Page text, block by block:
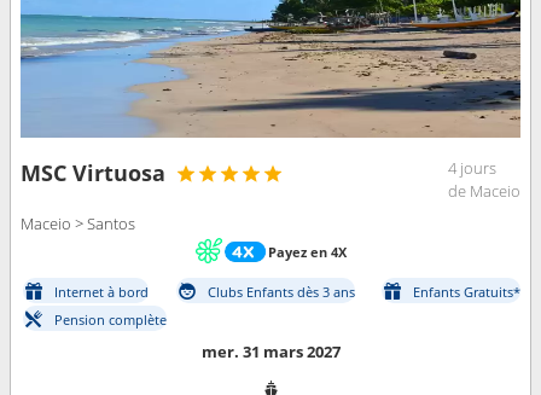
MSC Virtuosa
4 jours
de Maceio
Maceio > Santos
Payez en 4X
Internet à bord Clubs Enfants dès 3 ans
Enfants Gratuits*
Pension complète
mer. 31 mars 2027